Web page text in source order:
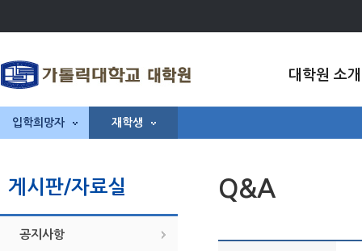
대학원 소개
입학희망자 재학생
게시판/자료실
공지사항
Q&A